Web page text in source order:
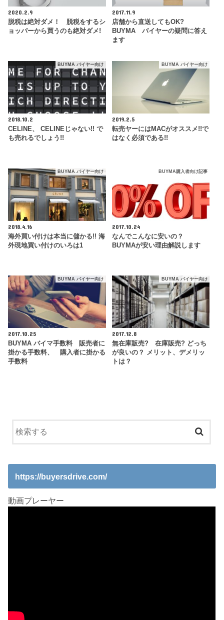
2020.2.9
脱税は絶対ダメ！ 脱税をするシ
ョッパーから買うのも絶対ダメ!
2017.11.9
店舗から直送してもOK?
BUYMA バイヤーの疑問に答え
ます
BUYMA バイヤー向け
2018.10.2
CELINE、 CELINEじゃない!! で
も売れるでしょう!!
BUYMA バイヤー向け
2019.2.5
転売ヤーにはMACがオススメ!!で
はなく必須である!!
BUYMA バイヤー向け
2018.4.16
海外買い付けは本当に儲かる!! 海
外現地買い付けのいろは1
BUYMA購入者向け記事
2017.10.24
なんでこんなに安いの？
BUYMAが安い理由解説します
BUYMA バイヤー向け
2017.10.25
BUYMA バイマ手数料 販売者に
掛かる手数料、 購入者に掛かる
手数料
BUYMA バイヤー向け
2017.12.8
無在庫販売? 在庫販売? どっち
が良いの？ メリット、デメリッ
トは？
https://buyersdrive.com/
動画プレーヤー